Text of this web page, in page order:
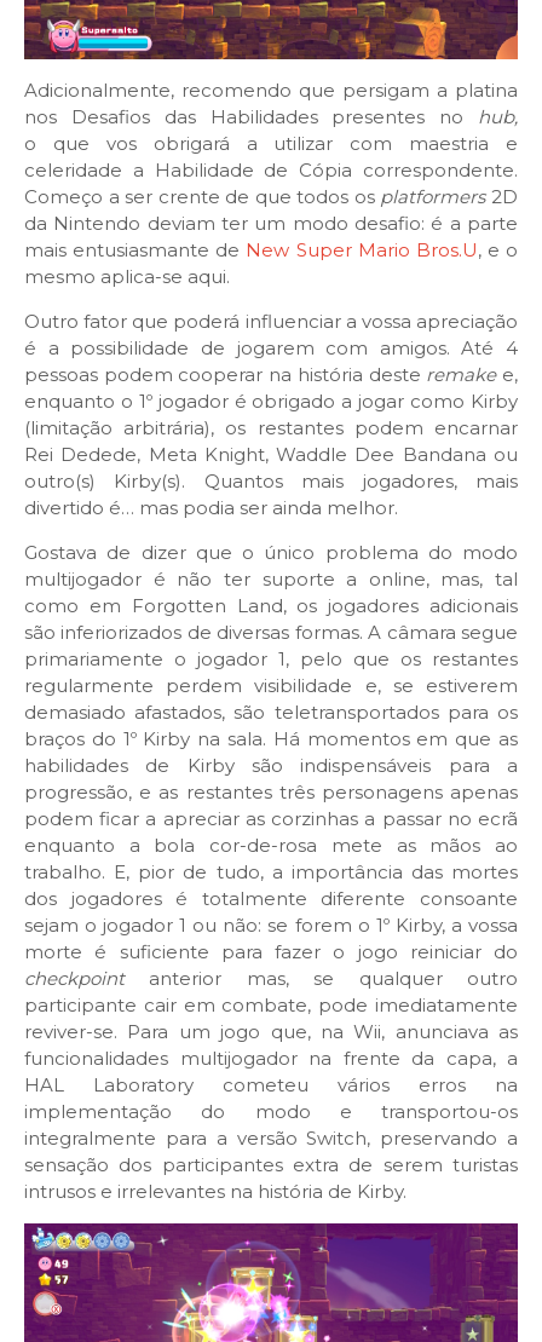
Adicionalmente, recomendo que persigam a platina
nos Desafios das Habilidades presentes no hub,
o que vos obrigará a utilizar com maestria e
celeridade a Habilidade de Cópia correspondente.
Começo a ser crente de que todos os platformers2D
da Nintendo deviam ter um modo desafio: é a parte
mais entusiasmante de New Super Mario Bros.U, e o
mesmo aplica-se aqui.
Outro fator que poderá influenciar a vossa apreciação
é a possibilidade de jogarem com amigos. Até 4
pessoas podem cooperar na história deste remakee,
enquanto o 1º jogador é obrigado a jogar como Kirby
(limitação arbitrária), os restantes podem encarnar
Rei Dedede, Meta Knight, Waddle Dee Bandana ou
outro(s) Kirby(s). Quantos mais jogadores, mais
divertido é… mas podia ser ainda melhor.
Gostava de dizer que o único problema do modo
multijogador é não ter suporte a online, mas, tal
como em Forgotten Land, os jogadores adicionais
são inferiorizados de diversas formas. A câmara segue
primariamente o jogador 1, pelo que os restantes
regularmente perdem visibilidade e, se estiverem
demasiado afastados, são teletransportados para os
braços do 1º Kirby na sala. Há momentos em que as
habilidades de Kirby são indispensáveis para a
progressão, e as restantes três personagens apenas
podem ficar a apreciar as corzinhas a passar no ecrã
enquanto a bola cor-de-rosa mete as mãos ao
trabalho. E, pior de tudo, a importância das mortes
dos jogadores é totalmente diferente consoante
sejam o jogador 1 ou não: se forem o 1º Kirby, a vossa
morte é suficiente para fazer o jogo reiniciar do
checkpointanterior mas, se qualquer outro
participante cair em combate, pode imediatamente
reviver-se. Para um jogo que, na Wii, anunciava as
funcionalidades multijogador na frente da capa, a
HAL Laboratory cometeu vários erros na
implementação do modo e transportou-os
integralmente para a versão Switch, preservando a
sensação dos participantes extra de serem turistas
intrusos e irrelevantes na história de Kirby.